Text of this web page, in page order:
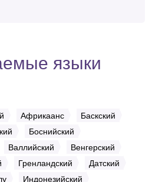
языки
Африкаанс
Баскский
Боснийский
Валлийский
Венгерский
Гренландский
Датский
Индонезийский